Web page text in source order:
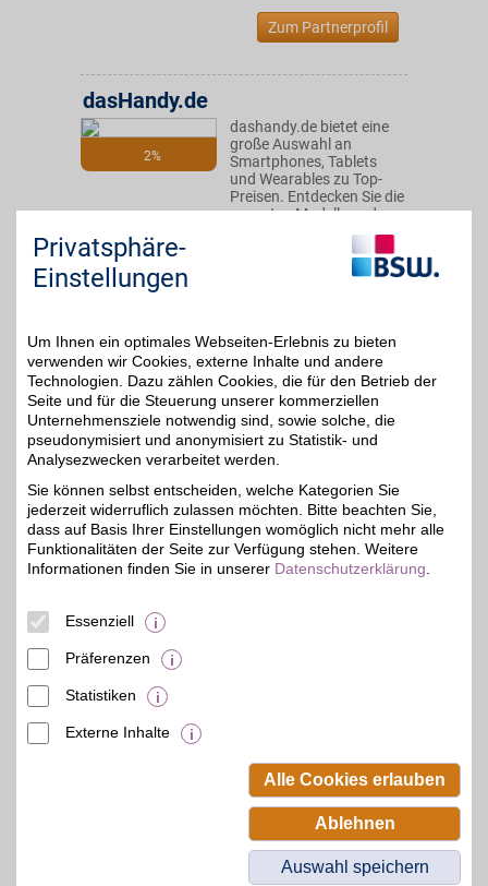
Zum Partnerprofil
2%
dasHandy.de
dashandy.de bietet eine
große Auswahl an
Smartphones, Tablets
und Wearables zu Top-
Preisen. Entdecken Sie die
neuesten Modelle und
schnellen Lieferungen
und erstklassigem
Zum Partnerprofil
2%
Coolblue
coolblue bietet
Elektrogeräte von A bis Z.
Das eigene
Liefernetzwerk verspricht
eine Lieferung schon am
nächsten Tag. Das
Experten-Team von
Beamten-Selbsthilfewerk GmbH.
Privatsphäre-
Einstellungen
Um Ihnen ein optimales Webseiten-Erlebnis zu bieten
verwenden wir Cookies, externe Inhalte und andere
Technologien. Dazu zählen Cookies, die für den Betrieb der
Seite und für die Steuerung unserer kommerziellen
Unternehmensziele notwendig sind, sowie solche, die
pseudonymisiert und anonymisiert zu Statistik- und
Analysezwecken verarbeitet werden.
Sie können selbst entscheiden, welche Kategorien Sie
jederzeit widerruflich zulassen möchten. Bitte beachten Sie,
dass auf Basis Ihrer Einstellungen womöglich nicht mehr alle
Funktionalitäten der Seite zur Verfügung stehen. Weitere
Informationen finden Sie in unserer Datenschutzerklärung
Essenziell
Präferenzen
Statistiken
Externe Inhalte
Alle Cookies erlauben
Ablehnen
Auswahl speichern